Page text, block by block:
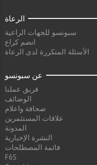
الرعاة
سبونسو للجهات الراعية
انضم كراع
الأسئلة المتكررة لدى الرعاة
عن سبونسو
فريق عملنا
الوضائف
صحافة واعلام
علاقات المستثمرين
المدونة
النشرة الإخبارية
قائمة المصطلحات
F6S